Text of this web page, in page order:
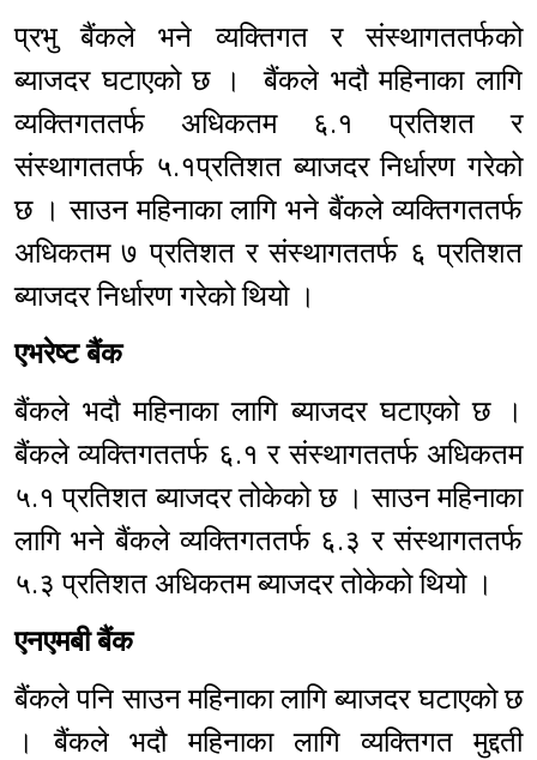
प्रभु बैंकले भने व्यक्तिगत र संस्थागततर्फको
ब्याजदर घटाएको छ । बैंकले भदौ महिनाका लागि
व्यक्तिगततर्फ अधिकतम ६.१ प्रतिशत र
संस्थागततर्फ ५.१प्रतिशत ब्याजदर निर्धारण गरेको
छ । साउन महिनाका लागि भने बैंकले व्यक्तिगततर्फ
अधिकतम ७ प्रतिशत र संस्थागततर्फ ६ प्रतिशत
ब्याजदर निर्धारण गरेको थियो ।
एभरेष्ट बैंक
बैंकले भदौ महिनाका लागि ब्याजदर घटाएको छ ।
बैंकले व्यक्तिगततर्फ ६.१ र संस्थागततर्फ अधिकतम
५.१ प्रतिशत ब्याजदर तोकेको छ । साउन महिनाका
लागि भने बैंकले व्यक्तिगततर्फ ६.३ र संस्थागततर्फ
५.३ प्रतिशत अधिकतम ब्याजदर तोकेको थियो ।
एनएमबी बैंक
बैंकले पनि साउन महिनाका लागि ब्याजदर घटाएको छ
। बैंकले भदौ महिनाका लागि व्यक्तिगत मुद्दती